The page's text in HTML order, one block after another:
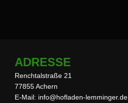
ADRESSE
Renchtalstraße 21
77855 Achern
E-Mail: info@hofladen-lemminger.de